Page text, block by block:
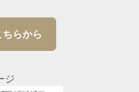
ちらから
ジ